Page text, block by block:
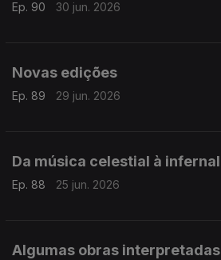
Ep. 90 30 jun. 2026
Novas edições
Ep. 89 29 jun. 2026
Da música celestial à infernal
Ep. 88 25 jun. 2026
Algumas obras